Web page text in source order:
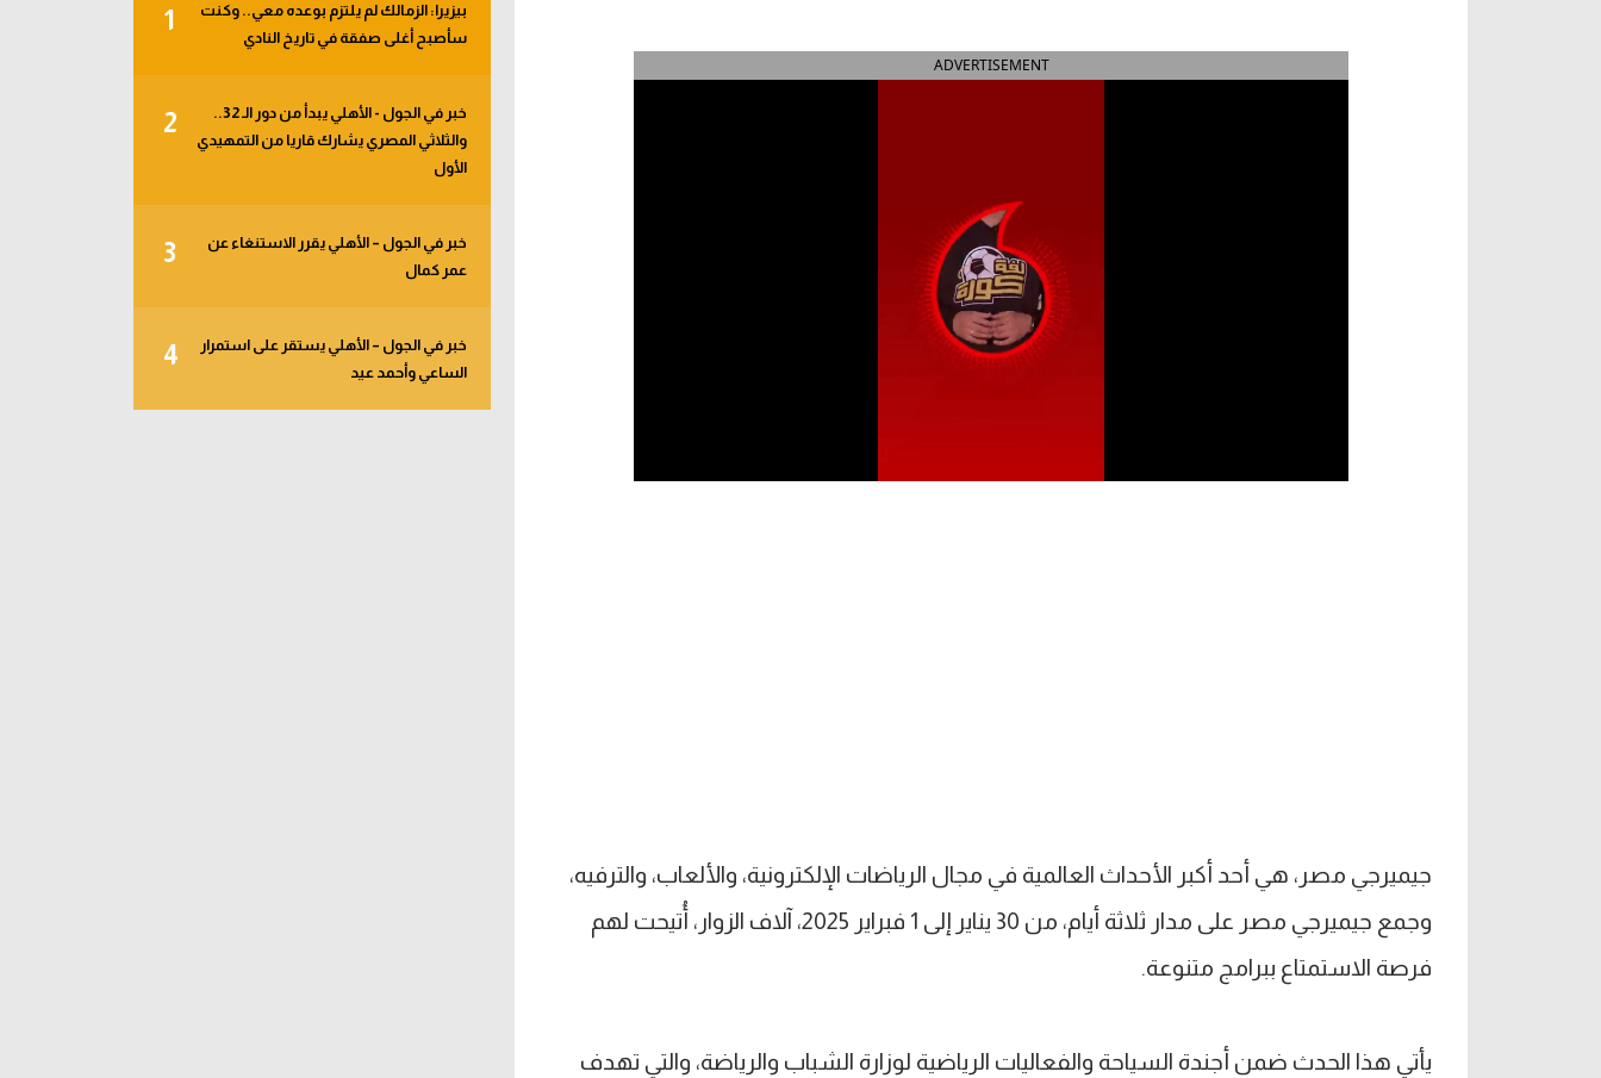
ADVERTISEMENT
جيميرجي مصر، هي أحد أكبر الأحداث العالمية في مجال الرياضات الإلكترونية، والألعاب، والترفيه،
وجمع جيميرجي مصر على مدار ثلاثة أيام، من 30 يناير إلى 1 فبراير 2025، آلاف الزوار، أُتيحت لهم
فرصة الاستمتاع ببرامج متنوعة.
يأتي هذا الحدث ضمن أجندة السياحة والفعاليات الرياضية لوزارة الشباب والرياضة، والتي تهدف
1
بيزيرا: الزمالك لم يلتزم بوعده معي.. وكنت
سأصبح أغلى صفقة في تاريخ النادي
2
خبر في الجول - الأهلي يبدأ من دور الـ 32..
والثلاثي المصري يشارك قاريا من التمهيدي
الأول
3
خبر في الجول – الأهلي يقرر الاستنغاء عن
عمر كمال
4
خبر في الجول – الأهلي يستقر على استمرار
الساعي وأحمد عيد